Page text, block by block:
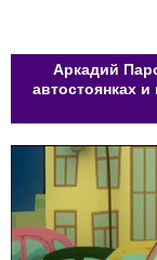
Аркадий
автостоянках